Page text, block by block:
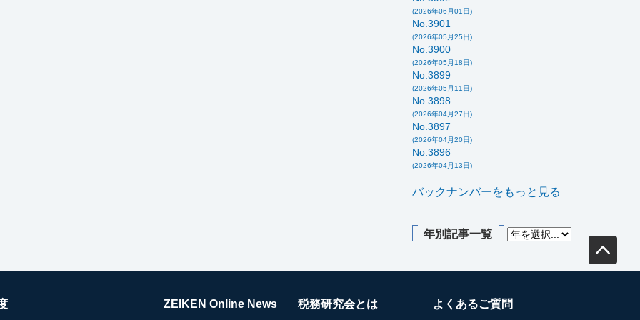
(2026年06月01日)
No.3901
(2026年05月25日)
No.3900
(2026年05月18日)
No.3899
(2026年05月11日)
No.3898
(2026年04月27日)
No.3897
(2026年04月20日)
No.3896
(2026年04月13日)
バックナンバーをもっと見る
年別記事一覧
ZEIKEN Online News 税務研究会とは よくあるご質問